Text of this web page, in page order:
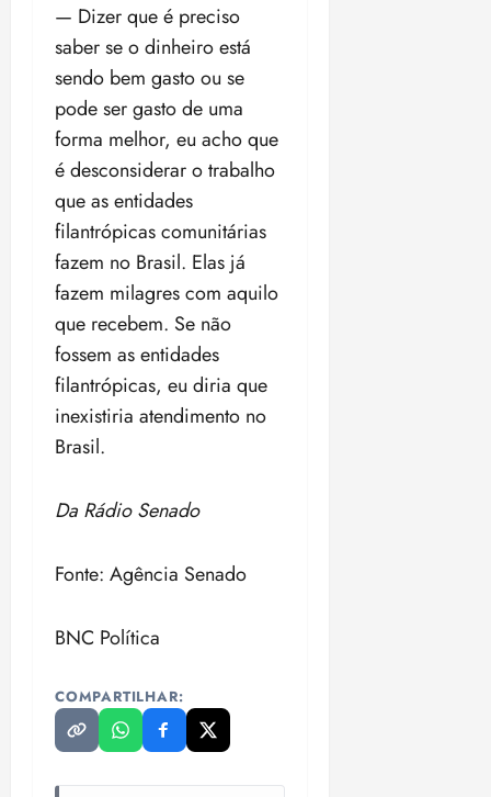
— Dizer que é preciso
saber se o dinheiro está
sendo bem gasto ou se
pode ser gasto de uma
forma melhor, eu acho que
é desconsiderar o trabalho
que as entidades
filantrópicas comunitárias
fazem no Brasil. Elas já
fazem milagres com aquilo
que recebem. Se não
fossem as entidades
filantrópicas, eu diria que
inexistiria atendimento no
Brasil.
Da Rádio Senado
Fonte: Agência Senado
BNC Política
COMPARTILHAR: